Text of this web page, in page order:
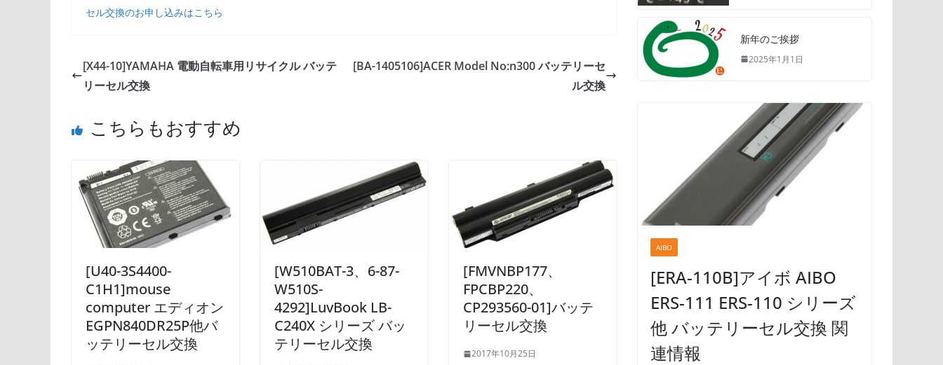
セル交換のお申し込みはこちら
[X44-10]YAMAHA 電動自転車用リサイクル バッテ
リーセル交換
[BA-1405106]ACER Model No:n300 バッテリーセ
ル交換
こちらもおすすめ
[U40-3S4400-
C1H1]mouse
computer エディオン
EGPN840DR25P他バ
ッテリーセル交換
[W510BAT-3、6-87-
W510S-
4292]LuvBook LB-
C240X シリーズ バッ
テリーセル交換
[FMVNBP177、
FPCBP220、
CP293560-01]バッテ
リーセル交換
2017年10月25日
新年のご挨拶
2025年1月1日
AIBO
[ERA-110B]アイボ AIBO
ERS-111 ERS-110 シリーズ
他 バッテリーセル交換 関
連情報